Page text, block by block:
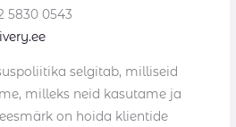
5830 0543
selgitab, milliseid
milleks neid kasutame ja
on hoida klientide